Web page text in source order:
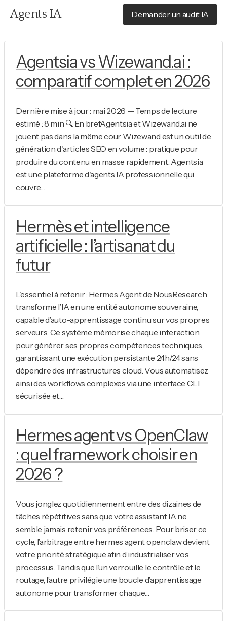
Aller
Agents IA Demander un audit IA
Agentsia vs Wizewand.ai :
comparatif complet en 2026
Dernière mise à jour : mai 2026 — Temps de lecture
estimé : 8 min 🔍 En brefAgentsia et Wizewand.ai ne
jouent pas dans la même cour. Wizewand est un outil de
génération d'articles SEO en volume : pratique pour
produire du contenu en masse rapidement. Agentsia
est une plateforme d'agents IA professionnelle qui
couvre…
Hermès et intelligence
artificielle : l’artisanat du
futur
L’essentiel à retenir : Hermes Agent de NousResearch
transforme l’IA en une entité autonome souveraine,
capable d’auto-apprentissage continu sur vos propres
serveurs. Ce système mémorise chaque interaction
pour générer ses propres compétences techniques,
garantissant une exécution persistante 24h/24 sans
dépendre des infrastructures cloud. Vous automatisez
ainsi des workflows complexes via une interface CLI
sécurisée et…
Hermes agent vs OpenClaw
: quel framework choisir en
2026 ?
Vous jonglez quotidiennement entre des dizaines de
tâches répétitives sans que votre assistant IA ne
semble jamais retenir vos préférences. Pour briser ce
cycle, l’arbitrage entre hermes agent openclaw devient
votre priorité stratégique afin d’industrialiser vos
processus. Tandis que l’un verrouille le contrôle et le
routage, l’autre privilégie une boucle d’apprentissage
autonome pour transformer chaque…